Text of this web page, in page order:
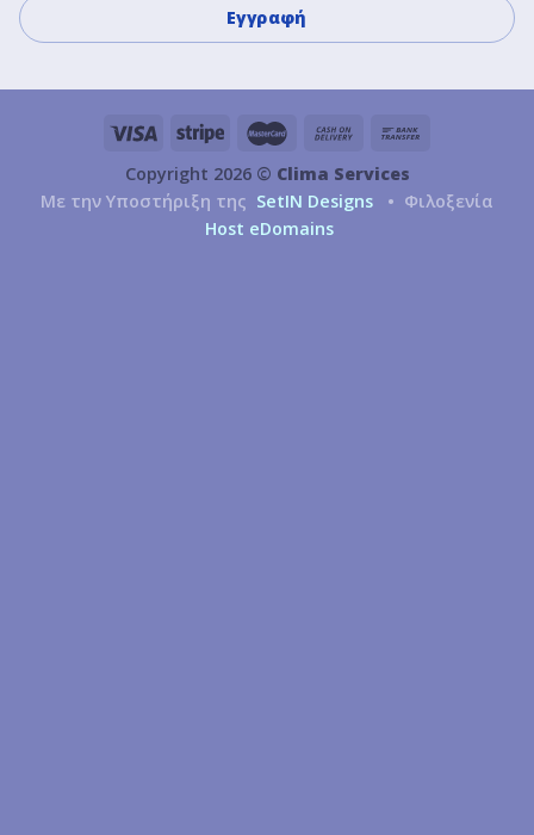
Copyright 2026 © Clima Services
Με την Υποστήριξη της SetIN Designs
• Φιλοξενία
Host eDomains